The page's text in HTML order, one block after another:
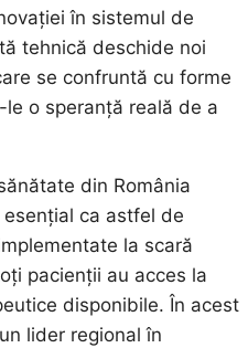
în sistemul de
tehnică deschide noi
se confruntă cu forme
o speranță reală de a
din România
ca astfel de
la scară
pacienții au acces la
disponibile. În acest
lider regional în